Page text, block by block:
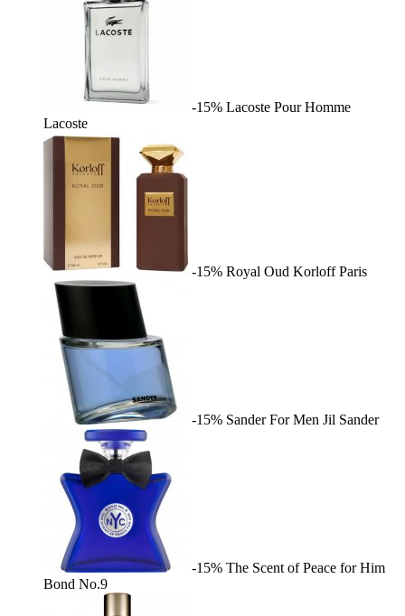
-15% Lacoste Pour Homme
Lacoste
-15% Royal Oud Korloff Paris
-15% Sander For Men Jil Sander
-15% The Scent of Peace for Him
Bond No.9